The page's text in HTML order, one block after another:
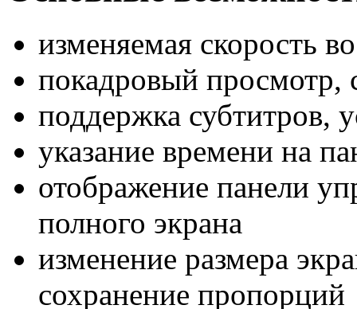
изменяемая скорость
покадровый просмотр,
поддержка субтитров,
указание времени на
отображение панели
полного экрана
изменение размера
сохранение пропорций